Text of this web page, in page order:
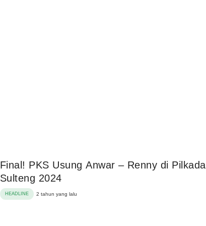
Final! PKS Usung Anwar – Renny di Pilkada
Sulteng 2024
HEADLINE 2 tahun yang lalu